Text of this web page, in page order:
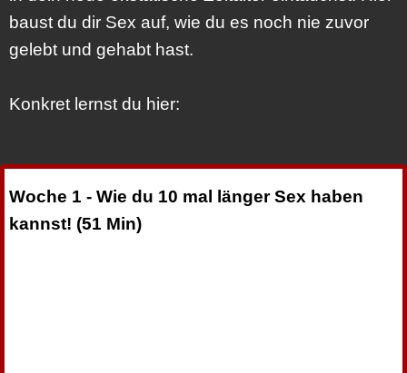
baust du dir Sex auf, wie du es noch nie zuvor
gelebt und gehabt hast.
Konkret lernst du hier:
Woche 1 - Wie du 10 mal länger Sex haben
kannst! (51 Min)